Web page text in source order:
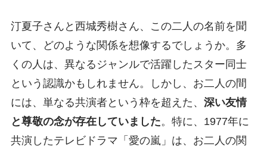
汀夏子さんと西城秀樹さん、この二人の名前を聞
いて、どのような関係を想像するでしょうか。多
くの人は、異なるジャンルで活躍したスター同士
という認識かもしれません。しかし、お二人の間
には、単なる共演者という枠を超えた、 深い友情
と尊敬の念が存在していました。特に、1977年に
共演したテレビドラマ「愛の嵐」は、お二人の関